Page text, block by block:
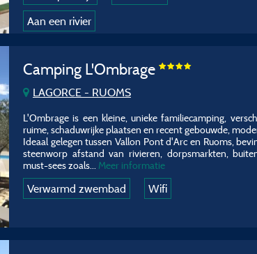
Aan een rivier
Camping L'Ombrage
LAGORCE - RUOMS
L'Ombrage is een kleine, unieke familiecamping,
ruime, schaduwrijke plaatsen en recent gebouwde,
Ideaal gelegen tussen Vallon Pont d'Arc en Ruoms,
steenworp afstand van rivieren, dorpsmarkten,
must-sees zoals
Meer informatie
Verwarmd zwembad Wifi